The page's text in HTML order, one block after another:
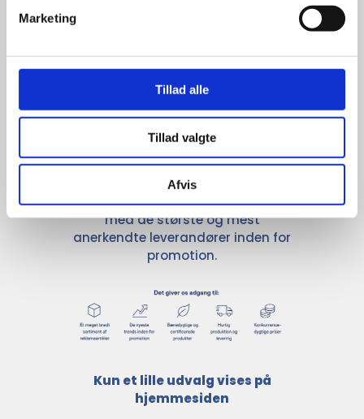
Marketing
Tillad alle
Tillad valgte
Afvis
leverandører
giver større
udvalg
For at sikre høj kvalitet og stor
leveringssikkerhed samarbejder vi
med de største og mest
anerkendte leverandører inden for
promotion.
Kun et lille udvalg vises på
hjemmesiden